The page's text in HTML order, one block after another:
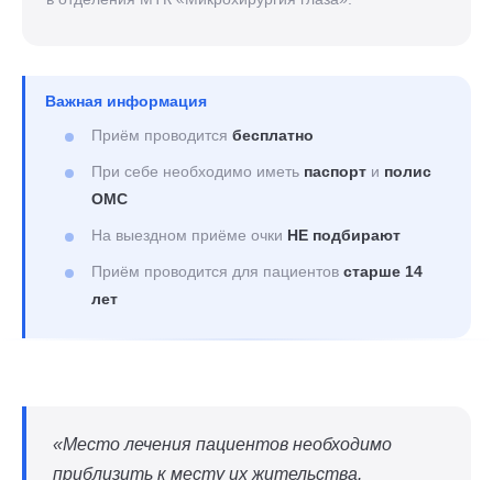
Важная информация
Приём проводится бесплатно
При себе необходимо иметь паспорт и полис
ОМС
На выездном приёме очки НЕ подбирают
Приём проводится для пациентов старше 14
лет
«Место лечения пациентов необходимо
приблизить к месту их жительства.